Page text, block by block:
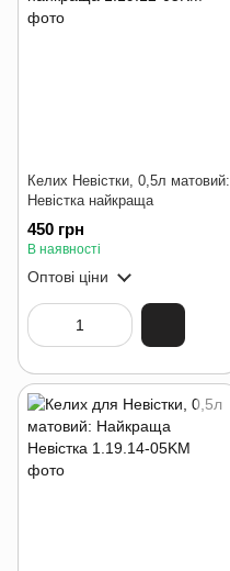
Келих Невістки, 0,5л матовий:
Невістка найкраща
450 грн
В наявності
Оптові ціни